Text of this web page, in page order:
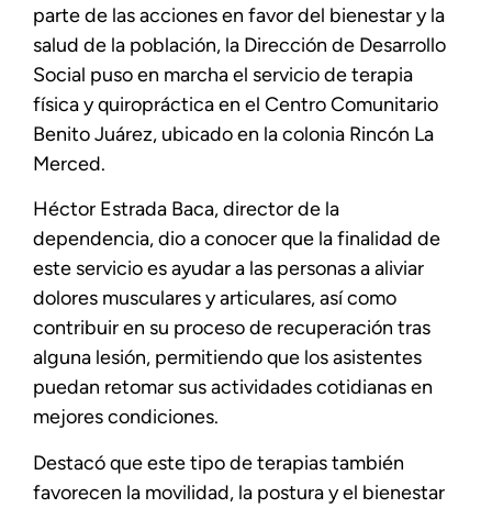
parte de las acciones en favor del bienestar y la
salud de la población, la Dirección de Desarrollo
Social puso en marcha el servicio de terapia
física y quiropráctica en el Centro Comunitario
Benito Juárez, ubicado en la colonia Rincón La
Merced.
Héctor Estrada Baca, director de la
dependencia, dio a conocer que la finalidad de
este servicio es ayudar a las personas a aliviar
dolores musculares y articulares, así como
contribuir en su proceso de recuperación tras
alguna lesión, permitiendo que los asistentes
puedan retomar sus actividades cotidianas en
mejores condiciones.
Destacó que este tipo de terapias también
favorecen la movilidad, la postura y el bienestar